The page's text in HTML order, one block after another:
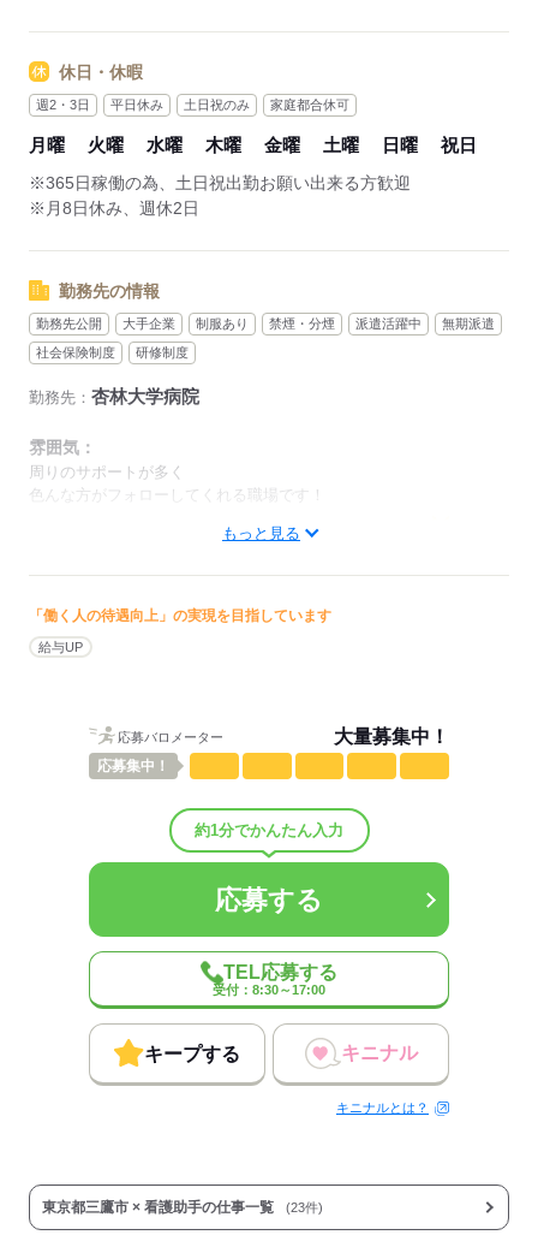
下膳・届いたタオル類や洗濯物品の仕分け、物品補充やタオル
類の補充
▼11：00～
母乳マッサージルームの補充・使用したリネン類の回収
▼11：40～
昼の食事配膳
▼12：30～
休憩（状況によって前後する場合有）
下膳、退院病床の清掃、準備
▼14：20～
使用した医療器材の片付け
母乳マッサージルームの補充・使用したリネン類の回収
終業
※適宜、上記の合間に薬の運搬、患者の検査への搬送など
上記は1つの部署の例です。
応募する
休日・休暇
週2・3日 平日休み 土日祝のみ 家庭都合休可
月曜 火曜 水曜 木曜 金曜 土曜 日曜 祝日
※365日稼働の為、土日祝出勤お願い出来る方歓迎
※月8日休み、週休2日
勤務先の情報
勤務先公開 大手企業 制服あり 禁煙・分煙 派遣活躍中
無期派遣
社会保険制度
研修制度
勤務先： 杏林大学病院
雰囲気：
周りのサポートが多く
色んな方がフォローしてくれる職場です！
低い
仕事の仕方
配属先部署：
看護助手さんを募集してます！
（男2：女8）
医療・介護・福祉関連
応募する
もっと見る
「働く人の待遇向上」の実現を目指しています
給与UP
応募バロメーター 大量募集中！
応募集中！
約1分でかんたん入力
応募する
TEL応募する
受付：8:30～17:00
キープする キニナル
キニナルとは？
東京都三鷹市 × 看護助手の仕事一覧 (23件)